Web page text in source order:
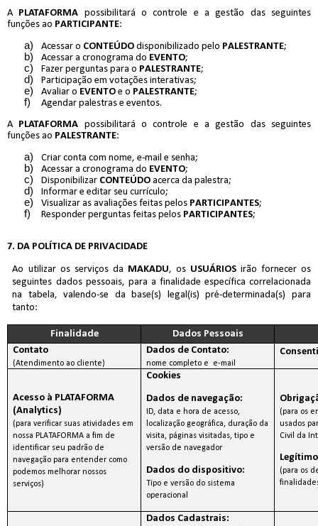
A PLATAFORMA possibilitará o controle e a gestão das seguintes
funções ao PARTICIPANTE:
Acessar o CONTEÚDO disponibilizado pelo PALESTRANTE;
Acessar a cronograma do EVENTO;
Fazer perguntas para o PALESTRANTE;
Participação em votações interativas;
Avaliar o EVENTO e o PALESTRANTE;
Agendar palestras e eventos.
A PLATAFORMA possibilitará o controle e a gestão das seguintes
funções ao PALESTRANTE:
Criar conta com nome, e-mail e senha;
Acessar a cronograma do EVENTO;
Disponibilizar CONTEÚDO acerca da palestra;
Informar e editar seu currículo;
Visualizar as avaliações feitas pelos PARTICIPANTES;
Responder perguntas feitas pelos PARTICIPANTES;
7. DA POLÍTICA DE PRIVACIDADE
Ao utilizar os serviços da MAKADU, os USUÁRIOSirão fornecer os
seguintes dados pessoais, para a finalidade específica correlacionada
na tabela, valendo-se da base(s) legal(is) pré-determinada(s) para
tanto:
Finalidade Dados Pessoais
Contato
(Atendimento ao cliente)
Dados de Contato:
nome completo e e-mail
Acesso à PLATAFORMA
(Analytics)
(para verificar suas atividades em
nossa PLATAFORMA a fim de
identificar seu padrão de
navegação para entender como
podemos melhorar nossos
serviços)
Cookies
Dados de navegação:
ID, data e hora de acesso,
localização geográfica, duração da
visita, páginas visitadas, tipo e
versão de navegador
Dados do dispositivo:
Tipo e versão do sistema
operacional
(para os
usados
Civil da
(para os
Dados Cadastrais: